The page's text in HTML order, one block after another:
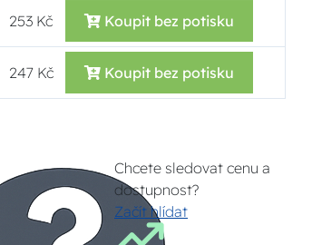
253 Kč Koupit bez potisku
247 Kč Koupit bez potisku
Chcete sledovat cenu a
dostupnost?
Začít hlídat